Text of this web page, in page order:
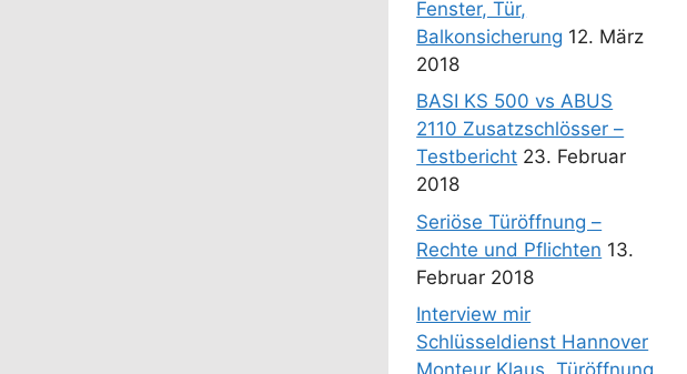
Fenster, Tür,
Balkonsicherung 12. März
2018
BASI KS 500 vs ABUS
2110 Zusatzschlösser –
Testbericht 23. Februar
2018
Seriöse Türöffnung –
Rechte und Pflichten 13.
Februar 2018
Interview mir
Schlüsseldienst Hannover